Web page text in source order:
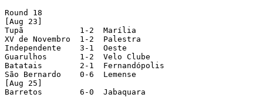
Round 18
[Aug 23]
Tupã            1-2  Marília
XV de Novembro  1-2  Palestra
Independente    3-1  Oeste
Guarulhos       1-2  Velo Clube
Batatais        2-1  Fernandópolis
São Bernardo    0-6  Lemense
[Aug 25]
Barretos        6-0  Jabaquara